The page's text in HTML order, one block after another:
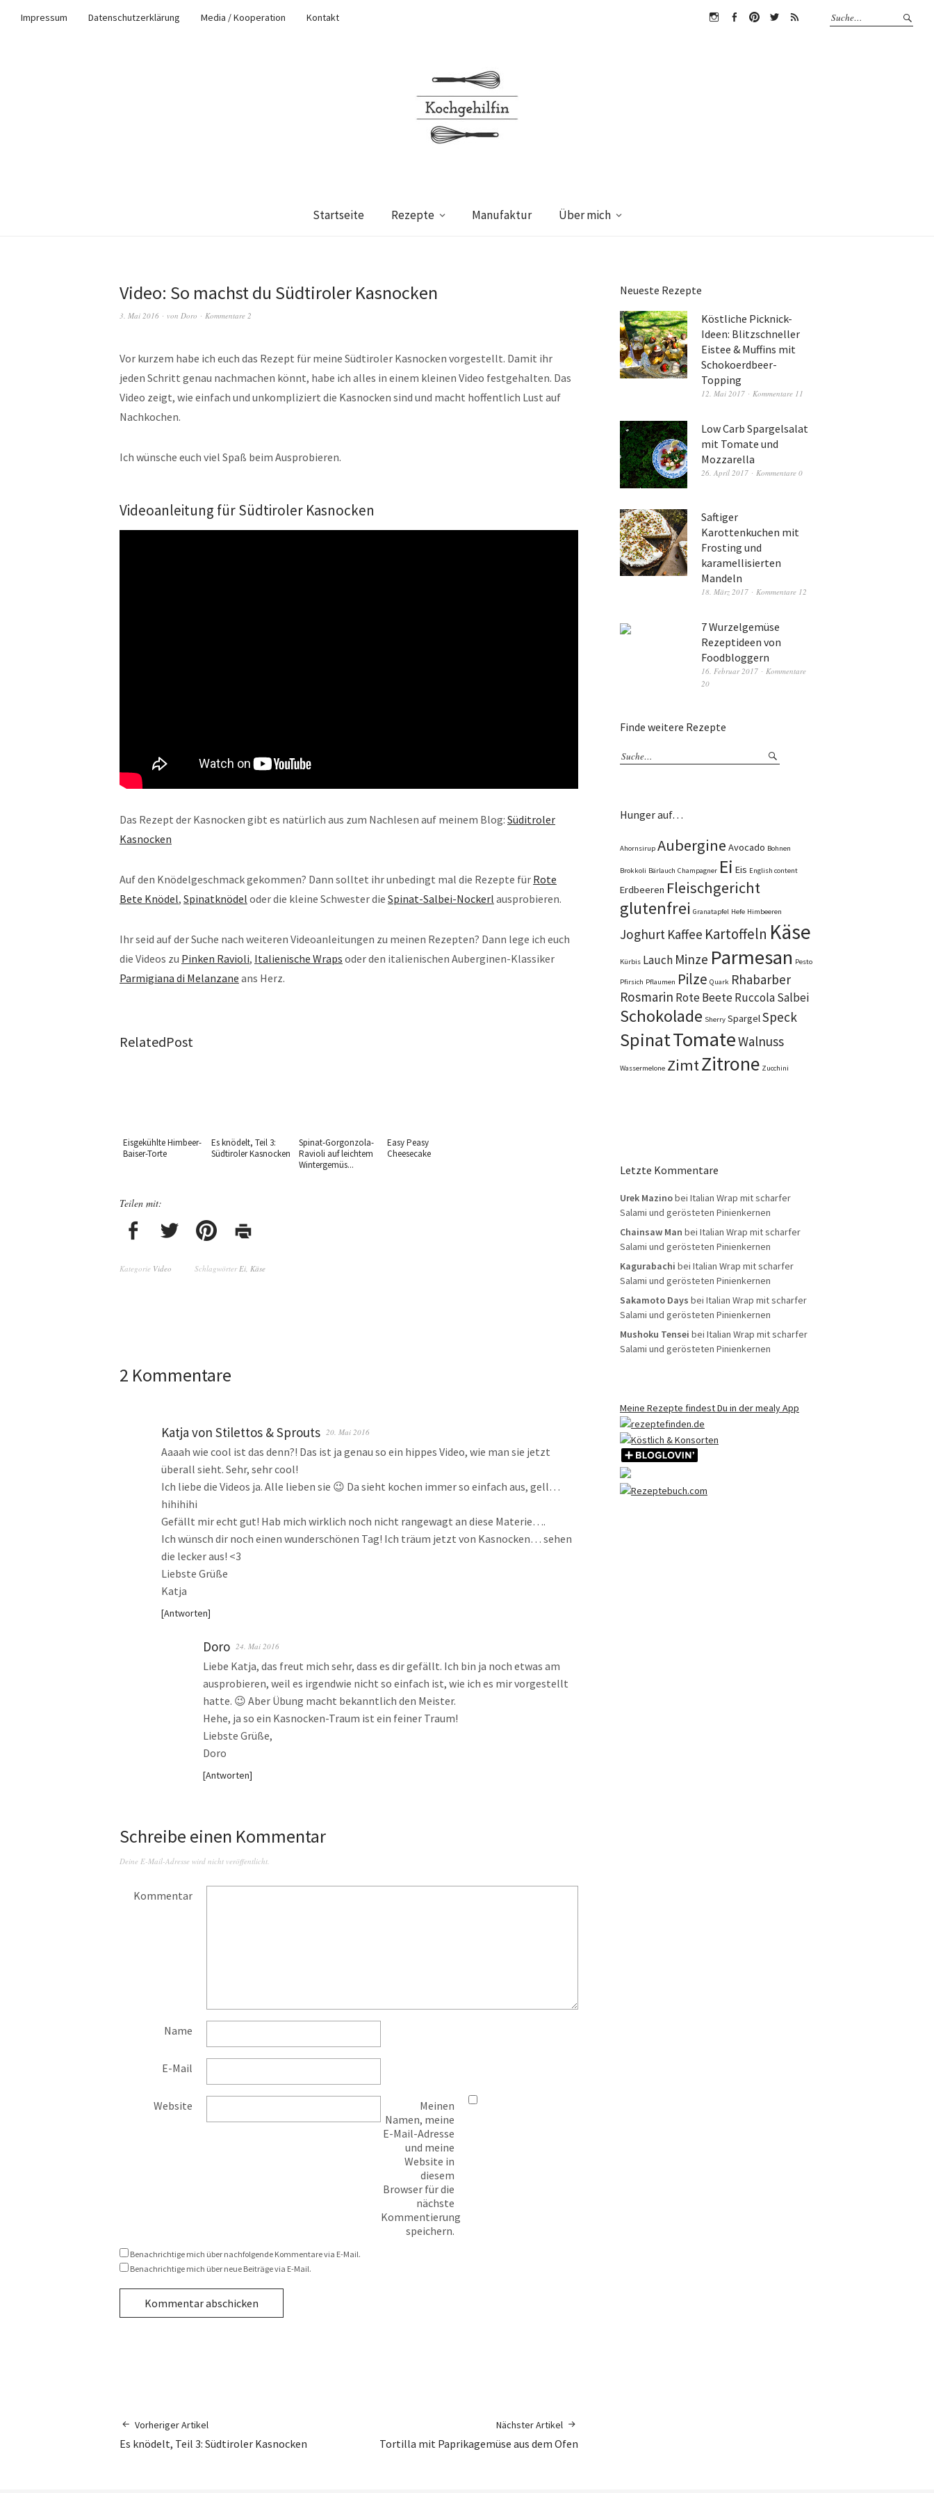
Impressum Datenschutzerklärung Media / Kooperation
Kontakt
Startseite Rezepte Manufaktur Über mich
Video: So machst du Südtiroler Kasnocken
3. Mai 2016 von Doro Kommentare 2
Vor kurzem habe ich euch das Rezept für meine Südtiroler Kasnocken vorgestellt. Damit ihr
jeden Schritt genau nachmachen könnt, habe ich alles in einem kleinen Video festgehalten. Das
Video zeigt, wie einfach und unkompliziert die Kasnocken sind und macht hoffentlich Lust auf
Nachkochen.
Ich wünsche euch viel Spaß beim Ausprobieren.
Videoanleitung für Südtiroler Kasnocken
Das Rezept der Kasnocken gibt es natürlich aus zum Nachlesen auf meinem Blog: Süditroler
Kasnocken
Auf den Knödelgeschmack gekommen? Dann solltet ihr unbedingt mal die Rezepte für Rote
Bete Knödel, Spinatknödel oder die kleine Schwester die Spinat-Salbei-Nockerl ausprobieren.
Ihr seid auf der Suche nach weiteren Videoanleitungen zu meinen Rezepten? Dann lege ich euch
die Videos zu Pinken Ravioli, Italienische Wraps oder den italienischen Auberginen-Klassiker
Parmigiana di Melanzane ans Herz.
RelatedPost
Eisgekühlte Himbeer-
Baiser-Torte
Es knödelt, Teil 3:
Südtiroler Kasnocken
Spinat-Gorgonzola-
Ravioli auf leichtem
Wintergemüs...
Easy Peasy
Cheesecake
Teilen mit:
Kategorie Video SchlagwörterEi, Käse
2 Kommentare
Katja von Stilettos & Sprouts 20. Mai 2016
Aaaah wie cool ist das denn?! Das ist ja genau so ein hippes Video, wie man sie jetzt
überall sieht. Sehr, sehr cool!
Ich liebe die Videos ja. Alle lieben sie 😉 Da sieht kochen immer so einfach aus, gell…
hihihihi
Gefällt mir echt gut! Hab mich wirklich noch nicht rangewagt an diese Materie….
Ich wünsch dir noch einen wunderschönen Tag! Ich träum jetzt von Kasnocken… sehen
die lecker aus! <3
Liebste Grüße
Katja
Antworten
Doro 24. Mai 2016
Liebe Katja, das freut mich sehr, dass es dir gefällt. Ich bin ja noch etwas am
ausprobieren, weil es irgendwie nicht so einfach ist, wie ich es mir vorgestellt
hatte. 😉 Aber Übung macht bekanntlich den Meister.
Hehe, ja so ein Kasnocken-Traum ist ein feiner Traum!
Liebste Grüße,
Doro
Antworten
Schreibe einen Kommentar
Deine E-Mail-Adresse wird nicht veröffentlicht.
Kommentar
Name
E-Mail
Website
Meinen
Namen, meine
E-Mail-Adresse
und meine
Website in
diesem
Browser für die
nächste
Kommentierung
speichern.
Benachrichtige mich über nachfolgende Kommentare via E-Mail.
Benachrichtige mich über neue Beiträge via E-Mail.
Vorheriger Artikel
Es knödelt, Teil 3: Südtiroler Kasnocken
Nächster Artikel
Tortilla mit Paprikagemüse aus dem Ofen
Neueste Rezepte
Köstliche Picknick-
Ideen: Blitzschneller
Eistee & Muffins mit
Schokoerdbeer-
Topping
12. Mai 2017 Kommentare 11
Low Carb Spargelsalat
mit Tomate und
Mozzarella
26. April 2017 Kommentare 0
Saftiger
Karottenkuchen mit
Frosting und
karamellisierten
Mandeln
18. März 2017 Kommentare 12
7 Wurzelgemüse
Rezeptideen von
Foodbloggern
16. Februar 2017
Kommentare
20
Finde weitere Rezepte
Hunger auf…
Ahornsirup Aubergine Avocado Bohnen
Brokkoli Bärlauch Champagner Ei Eis English content
Erdbeeren Fleischgericht
glutenfrei Granatapfel Hefe Himbeeren
Joghurt Kaffee Kartoffeln Käse
Kürbis Lauch Minze Parmesan Pesto
Pfirsich Pflaumen Pilze Quark Rhabarber
Rosmarin Rote BeeteRuccolaSalbei
Schokolade Sherry SpargelSpeck
SpinatTomateWalnuss
Wassermelone ZimtZitrone Zucchini
Letzte Kommentare
Urek Mazinobei Italian Wrap mit scharfer
Salami und gerösteten Pinienkernen
Chainsaw Man bei Italian Wrap mit scharfer
Salami und gerösteten Pinienkernen
Kagurabachi bei Italian Wrap mit scharfer
Salami und gerösteten Pinienkernen
Sakamoto Days bei Italian Wrap mit scharfer
Salami und gerösteten Pinienkernen
Mushoku Tensei bei Italian Wrap mit scharfer
Salami und gerösteten Pinienkernen
Meine Rezepte findest Du in der mealy App